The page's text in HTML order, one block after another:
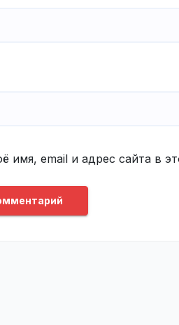
имя, email и адрес сайта в